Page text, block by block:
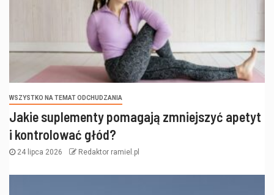
WSZYSTKO NA TEMAT ODCHUDZANIA
Jakie suplementy pomagają zmniejszyć apetyt
i kontrolować głód?
24 lipca 2026 Redaktor ramiel.pl